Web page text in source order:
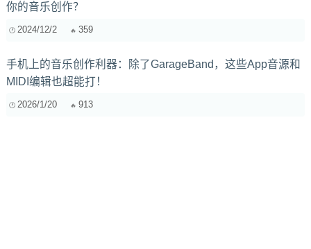
你的音乐创作？
2024/12/2 359
手机上的音乐创作利器：除了GarageBand，这些App音源和
MIDI编辑也超能打！
2026/1/20 913